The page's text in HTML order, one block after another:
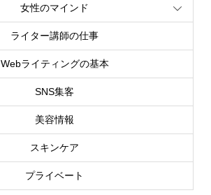
女性のマインド
ライター講師の仕事
Webライティングの基本
SNS集客
美容情報
スキンケア
プライベート